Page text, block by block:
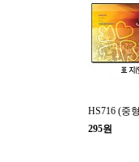
HS716 (중
295원